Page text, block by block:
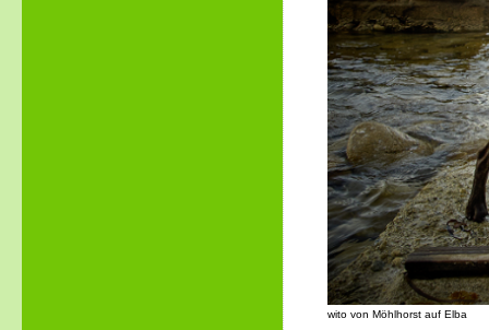
wito von Möhlhorst auf Elba